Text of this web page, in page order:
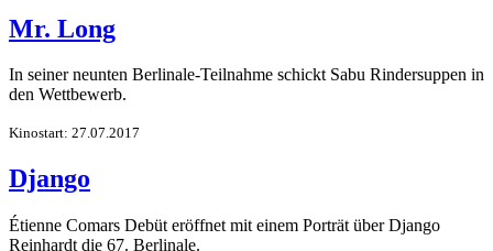
Mr. Long
In seiner neunten Berlinale-Teilnahme schickt Sabu Rindersuppen in
den Wettbewerb.
Kinostart: 27.07.2017
Django
Étienne Comars Debüt eröffnet mit einem Porträt über Django
Reinhardt die 67. Berlinale.